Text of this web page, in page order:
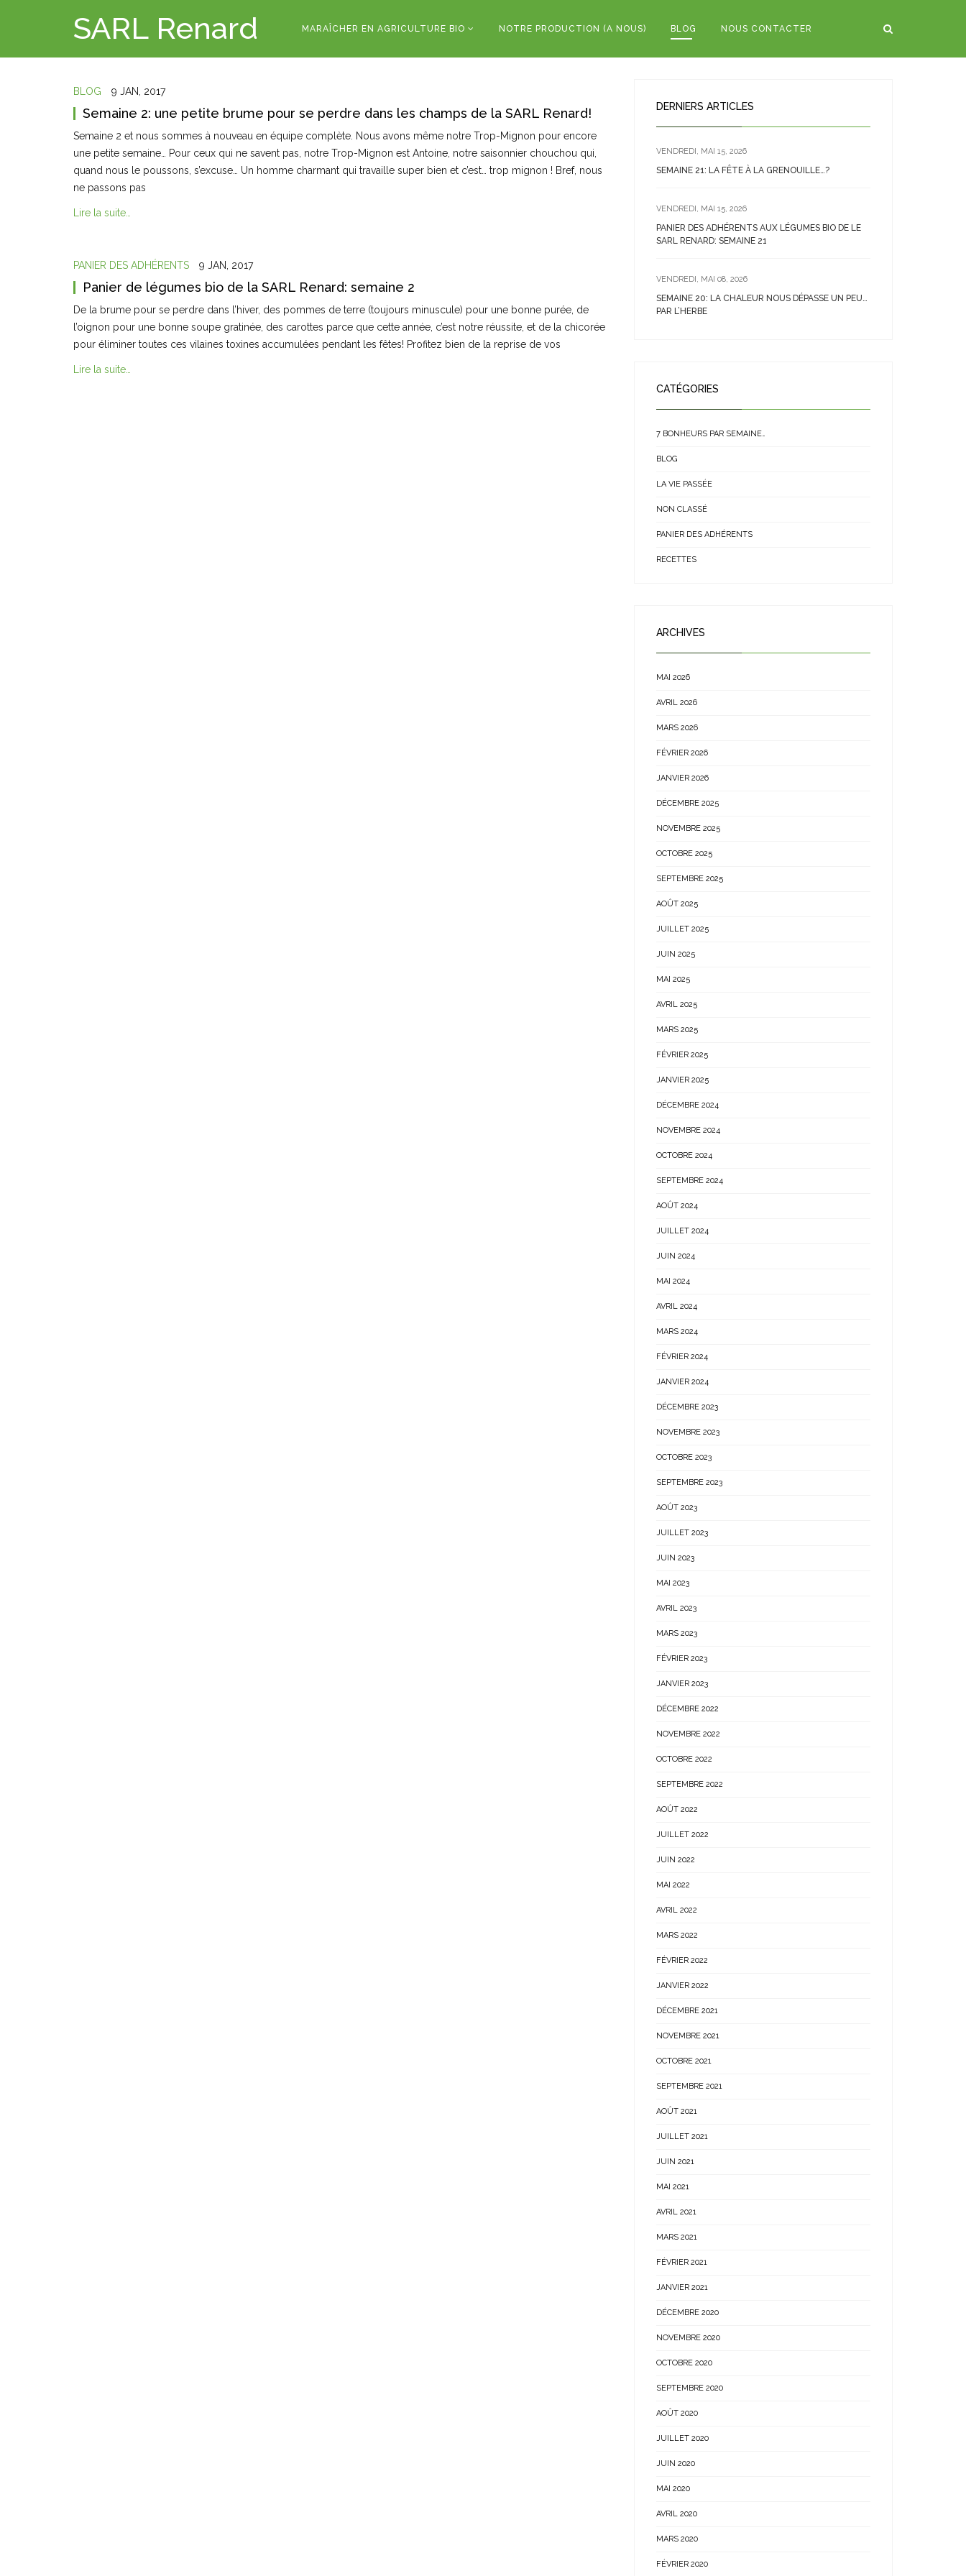
SARL Renard MARAÎCHER EN AGRICULTURE BIO NOTRE PRODUCTION (A NOUS) BLOG NOUS CONTACTER
BLOG 9 JAN, 2017
Semaine 2: une petite brume pour se perdre dans les champs de la SARL Renard!
Semaine 2 et nous sommes à nouveau en équipe complète. Nous avons même notre Trop-Mignon pour encore
une petite semaine… Pour ceux qui ne savent pas, notre Trop-Mignon est Antoine, notre saisonnier chouchou qui,
quand nous le poussons, s’excuse… Un homme charmant qui travaille super bien et c’est… trop mignon ! Bref, nous
ne passons pas
Lire la suite…
PANIER DES ADHÉRENTS 9 JAN, 2017
Panier de légumes bio de la SARL Renard: semaine 2
De la brume pour se perdre dans l’hiver, des pommes de terre (toujours minuscule) pour une bonne purée, de
l’oignon pour une bonne soupe gratinée, des carottes parce que cette année, c’est notre réussite, et de la chicorée
pour éliminer toutes ces vilaines toxines accumulées pendant les fêtes! Profitez bien de la reprise de vos
Lire la suite…
DERNIERS ARTICLES
VENDREDI, MAI 15, 2026
SEMAINE 21: LA FÊTE À LA GRENOUILLE…?
VENDREDI, MAI 15, 2026
PANIER DES ADHÉRENTS AUX LÉGUMES BIO DE LE
SARL RENARD: SEMAINE 21
VENDREDI, MAI 08, 2026
SEMAINE 20: LA CHALEUR NOUS DÉPASSE UN PEU…
PAR L’HERBE
CATÉGORIES
7 BONHEURS PAR SEMAINE…
BLOG
LA VIE PASSÉE
NON CLASSÉ
PANIER DES ADHÉRENTS
RECETTES
ARCHIVES
MAI 2026
AVRIL 2026
MARS 2026
FÉVRIER 2026
JANVIER 2026
DÉCEMBRE 2025
NOVEMBRE 2025
OCTOBRE 2025
SEPTEMBRE 2025
AOÛT 2025
JUILLET 2025
JUIN 2025
MAI 2025
AVRIL 2025
MARS 2025
FÉVRIER 2025
JANVIER 2025
DÉCEMBRE 2024
NOVEMBRE 2024
OCTOBRE 2024
SEPTEMBRE 2024
AOÛT 2024
JUILLET 2024
JUIN 2024
MAI 2024
AVRIL 2024
MARS 2024
FÉVRIER 2024
JANVIER 2024
DÉCEMBRE 2023
NOVEMBRE 2023
OCTOBRE 2023
SEPTEMBRE 2023
AOÛT 2023
JUILLET 2023
JUIN 2023
MAI 2023
AVRIL 2023
MARS 2023
FÉVRIER 2023
JANVIER 2023
DÉCEMBRE 2022
NOVEMBRE 2022
OCTOBRE 2022
SEPTEMBRE 2022
AOÛT 2022
JUILLET 2022
JUIN 2022
MAI 2022
AVRIL 2022
MARS 2022
FÉVRIER 2022
JANVIER 2022
DÉCEMBRE 2021
NOVEMBRE 2021
OCTOBRE 2021
SEPTEMBRE 2021
AOÛT 2021
JUILLET 2021
JUIN 2021
MAI 2021
AVRIL 2021
MARS 2021
FÉVRIER 2021
JANVIER 2021
DÉCEMBRE 2020
NOVEMBRE 2020
OCTOBRE 2020
SEPTEMBRE 2020
AOÛT 2020
JUILLET 2020
JUIN 2020
MAI 2020
AVRIL 2020
MARS 2020
FÉVRIER 2020